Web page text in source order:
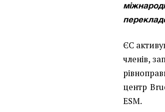
ЄС
членів,
центр
ESM.